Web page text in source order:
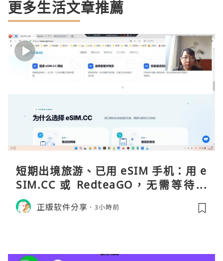
更多生活文章推薦
短期出境旅游、已用 eSIM 手机：用 e
SIM.CC 或 RedteaGO，无需等待收
货。需要“当地号码 + 通话短信”（如
打车、外卖、客户联络）：优先 Redt
正版软件分享 3小時前